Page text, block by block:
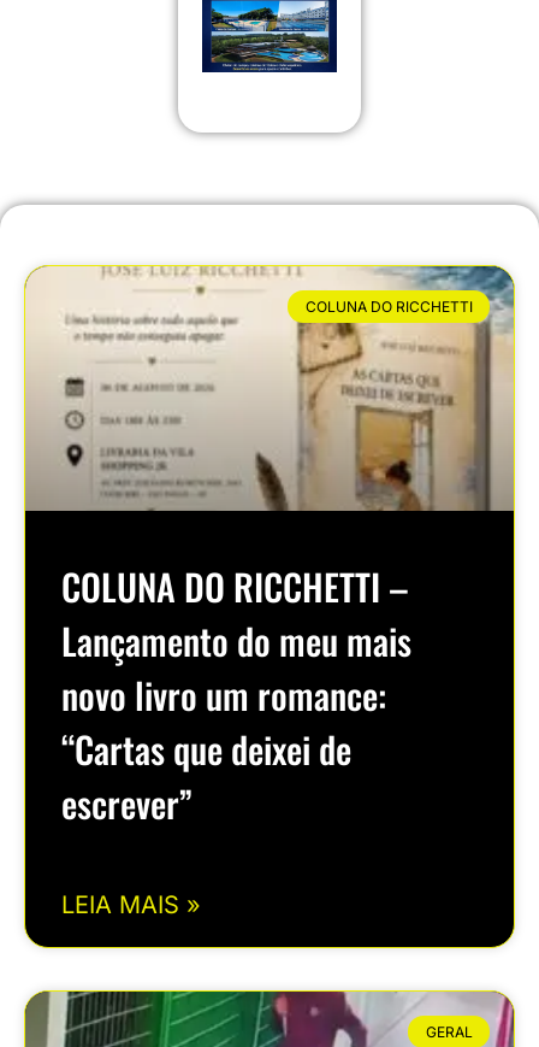
COLUNA DO RICCHETTI
COLUNA DO RICCHETTI –
Lançamento do meu mais
novo livro um romance:
“Cartas que deixei de
escrever”
LEIA MAIS »
GERAL